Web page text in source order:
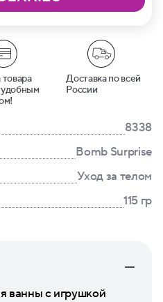
Доставка по всей
России
8338
Bomb Surprise
Уход за телом
115 гр
ванны с игрушкой